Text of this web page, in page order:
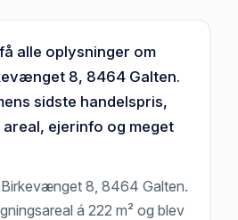
alle oplysninger om
8, 8464 Galten.
sidste handelspris,
ejerinfo og meget
Birkevænget 8, 8464 Galten.
á 222 m² og blev